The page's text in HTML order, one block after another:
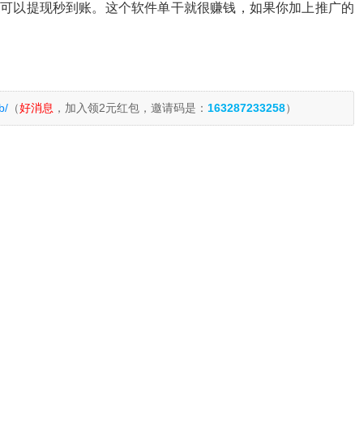
以提现秒到账。这个软件单干就很赚钱，如果你加上推广的
（好消息 ，加入领2元红包，邀请码是： 163287233258）